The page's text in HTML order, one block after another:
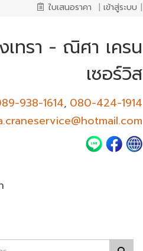
ใบเสนอราคา | เข้าสู่ระบบ |
เทรา - ณิศา เครน
เซอร์วิส
938-1614, 080-424-1914